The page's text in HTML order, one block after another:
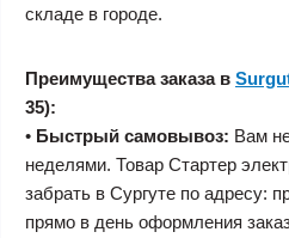
складе в городе.
Преимущества заказа в
35):
• Быстрый самовывоз: Вам
неделями. Товар Стартер
забрать в Сургуте по адресу:
прямо в день оформления